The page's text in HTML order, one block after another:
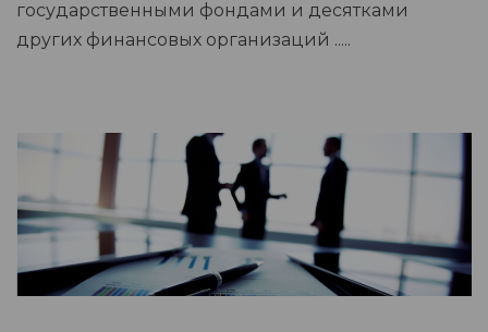
государственными фондами и десятками
других финансовых организаций .....